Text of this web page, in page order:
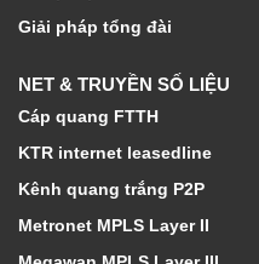
Giải pháp tổng đài
NET & TRUYỀN SỐ LIỆU
Cáp quang FTTH
KTR internet leasedline
Kênh quang trắng P2P
Metronet MPLS Layer II